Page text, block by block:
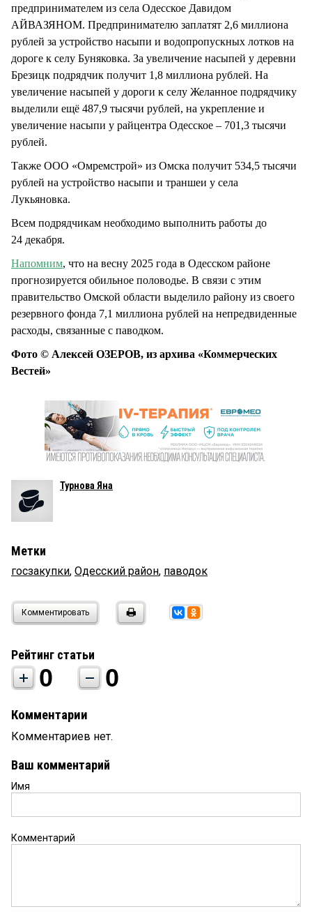
предпринимателем из села Одесское Давидом
АЙВАЗЯНОМ. Предпринимателю заплатят 2,6 миллиона
рублей за устройство насыпи и водопропускных лотков на
дороге к селу Буняковка. За увеличение насыпей у деревни
Брезицк подрядчик получит 1,8 миллиона рублей. На
увеличение насыпей у дороги к селу Желанное подрядчику
выделили ещё 487,9 тысячи рублей, на укрепление и
увеличение насыпи у райцентра Одесское – 701,3 тысячи
рублей.
Также ООО «Омремстрой» из Омска получит 534,5 тысячи
рублей на устройство насыпи и траншеи у села
Лукьяновка.
Всем подрядчикам необходимо выполнить работы до
24 декабря.
Напомним, что на весну 2025 года в Одесском районе
прогнозируется обильное половодье. В связи с этим
правительство Омской области выделило району из своего
резервного фонда 7,1 миллиона рублей на непредвиденные
расходы, связанные с паводком.
Фото © Алексей ОЗЕРОВ, из архива «Коммерческих
Вестей»
Турнова Яна
Метки
госзакупки, Одесский район, паводок
Комментировать
Рейтинг статьи
0 0
Комментарии
Комментариев нет.
Ваш комментарий
Имя
Комментарий